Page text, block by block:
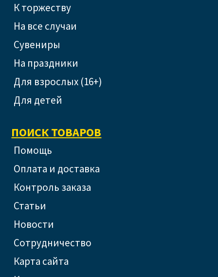
К торжеству
На все случаи
Сувениры
На праздники
Для взрослых (16+)
Для детей
ПОИСК ТОВАРОВ
помощь
оплата и доставка
контроль заказа
статьи
новости
сотрудничество
Карта сайта